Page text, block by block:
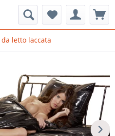
letto laccata